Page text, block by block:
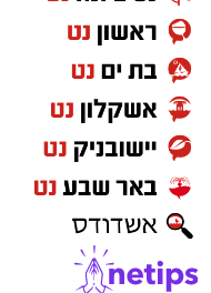
הפגנתם אומץ,
מוקירים לכם תודה
רבה בהמשך דרככם.
יש לכם מידע חשוב
חדשותי? מצאתם
אותנו